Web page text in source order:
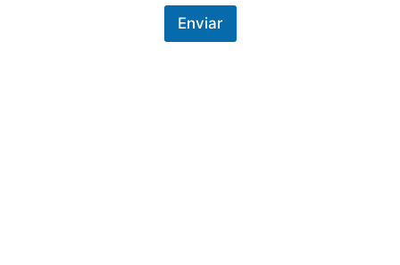
Enviar